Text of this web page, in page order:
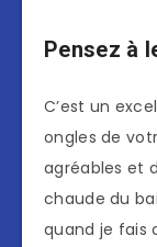
Pensez à
C’est un
ongles de
agréables et
chaude du
quand je fais